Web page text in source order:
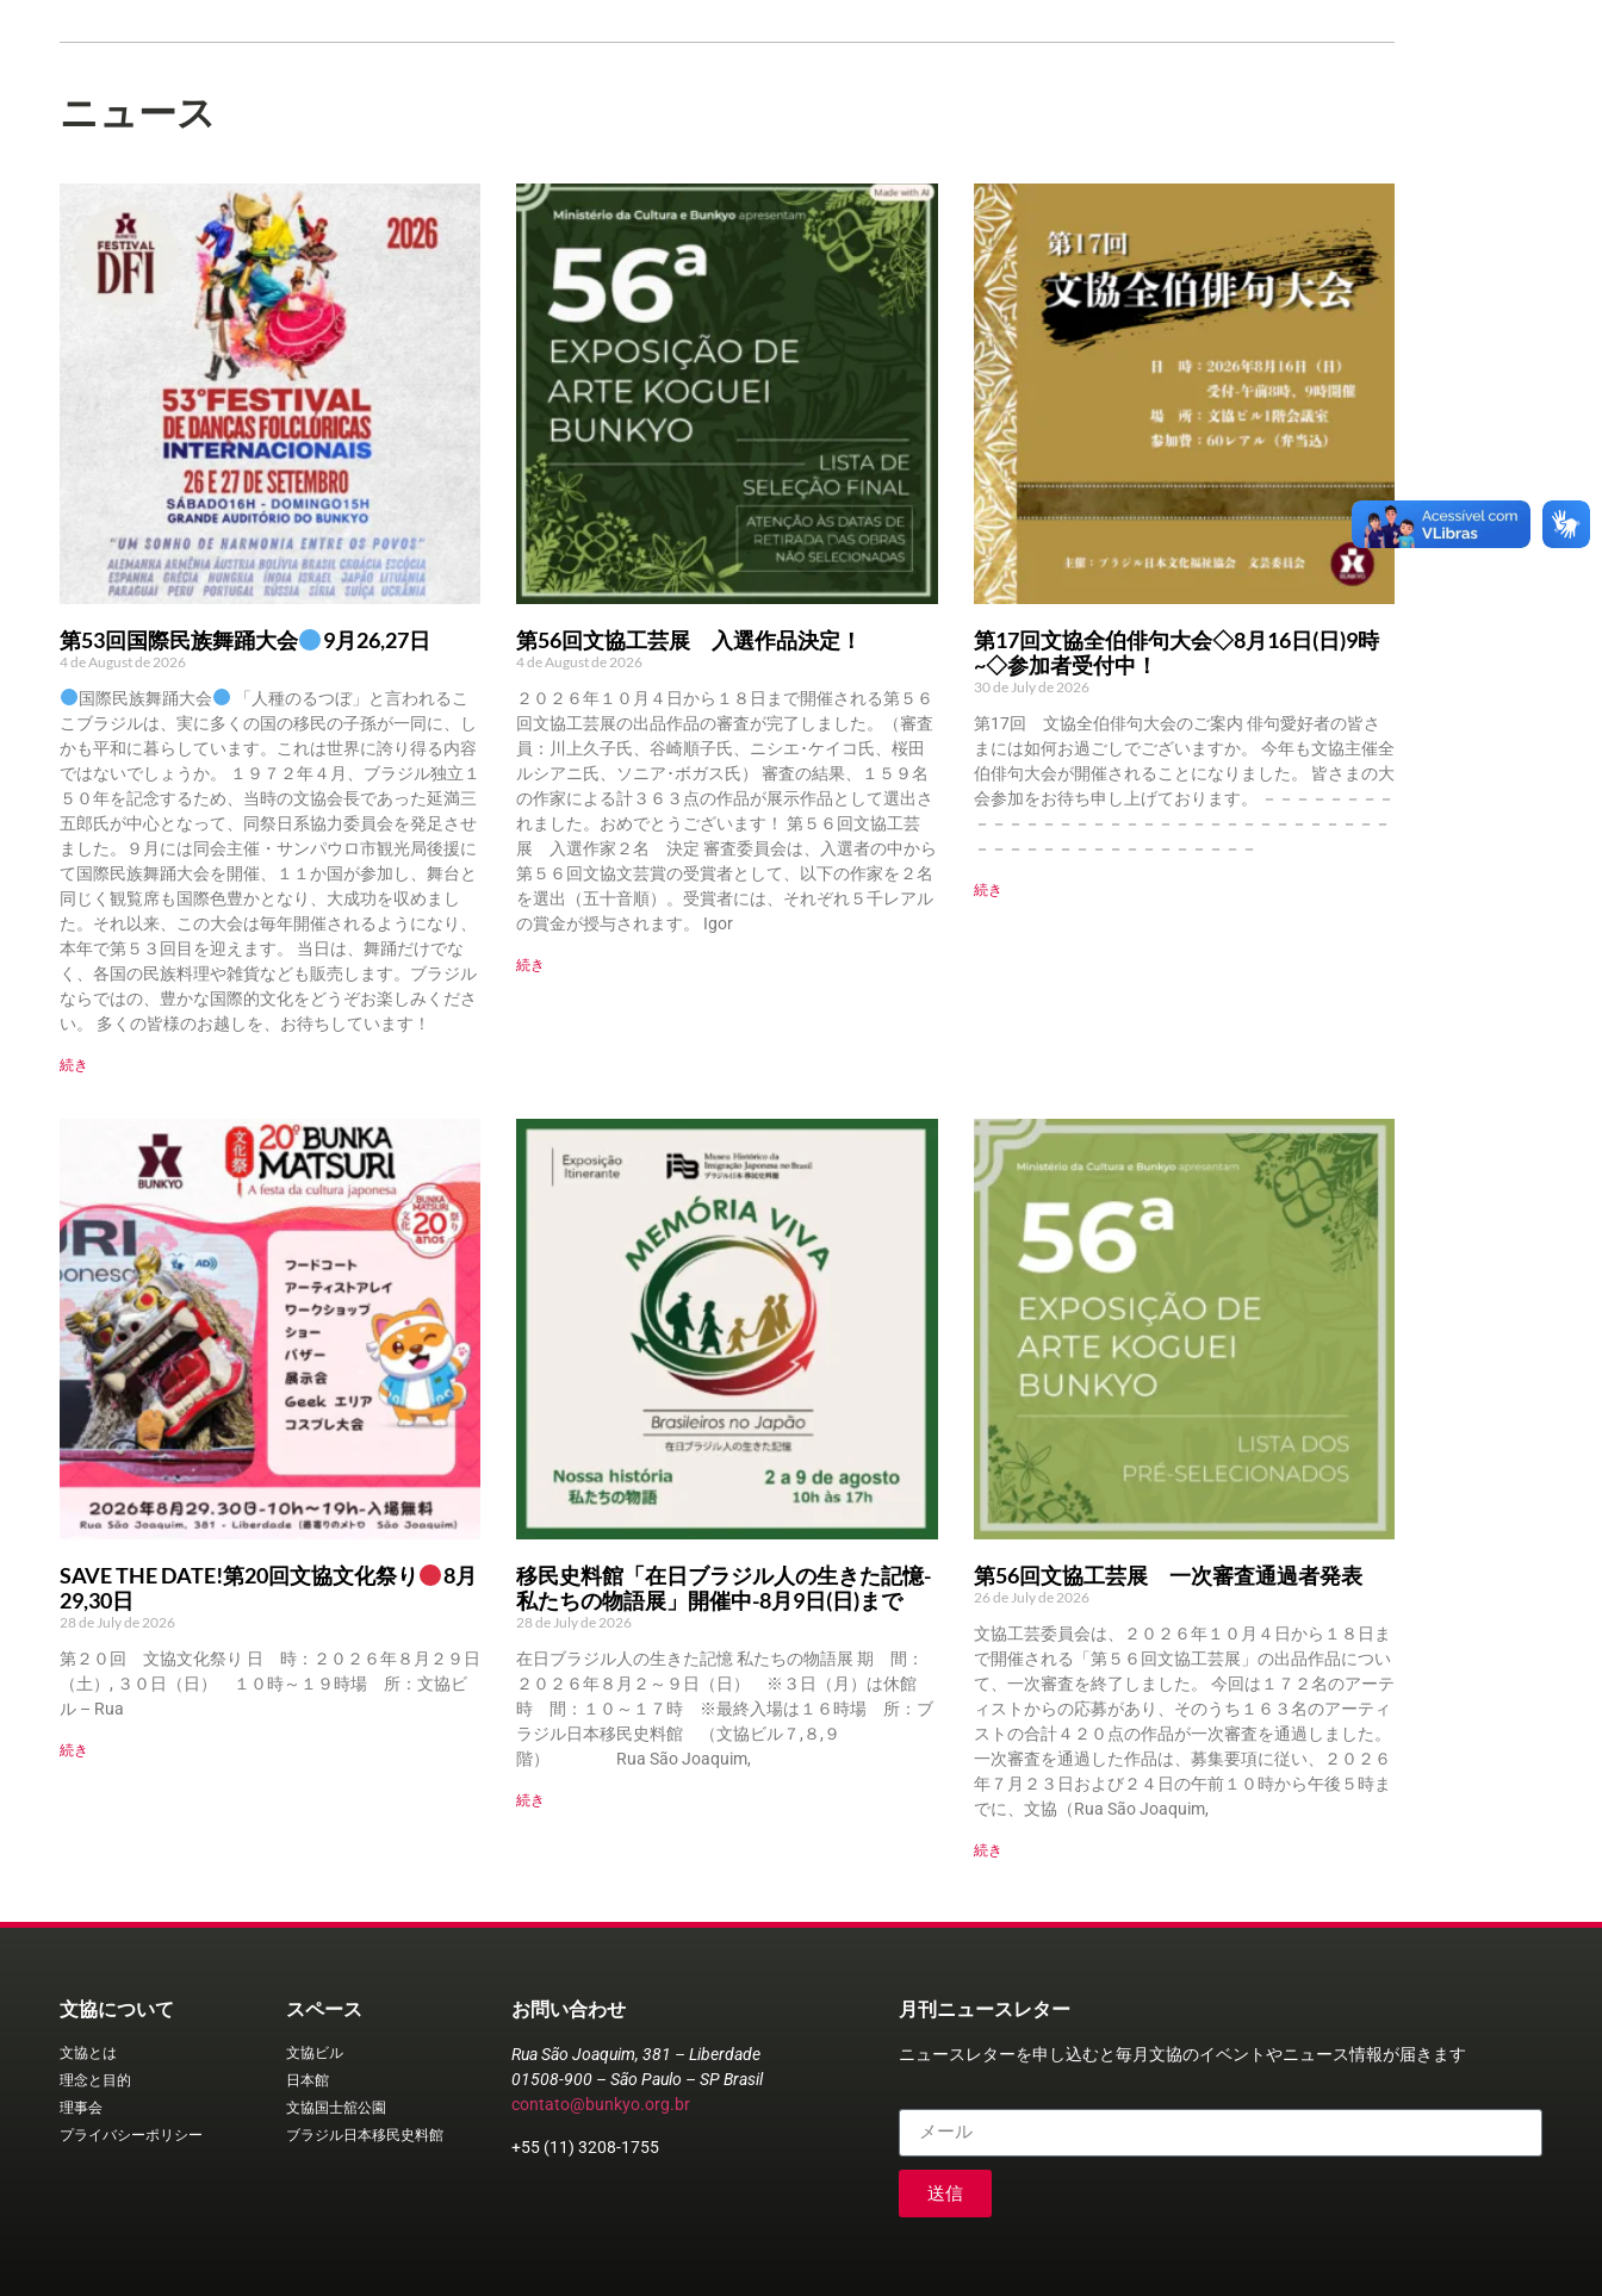
ニュース
第53回国際民族舞踊大会 9月26,27日
4 de August de 2026
国際民族舞踊大会
「人種のるつぼ」と言われるこ
こブラジルは、実に多くの国の移民の子孫が一同に、し
かも平和に暮らしています。これは世界に誇り得る内容
ではないでしょうか。 １９７２年４月、ブラジル独立１
５０年を記念するため、当時の文協会長であった延満三
五郎氏が中心となって、同祭日系協力委員会を発足させ
ました。９月には同会主催・サンパウロ市観光局後援に
て国際民族舞踊大会を開催、１１か国が参加し、舞台と
同じく観覧席も国際色豊かとなり、大成功を収めまし
た。それ以来、この大会は毎年開催されるようになり、
本年で第５３回目を迎えます。 当日は、舞踊だけでな
く、各国の民族料理や雑貨なども販売します。ブラジル
ならではの、豊かな国際的文化をどうぞお楽しみくださ
い。 多くの皆様のお越しを、お待ちしています！
続き
第56回文協工芸展 入選作品決定！
4 de August de 2026
２０２６年１０月４日から１８日まで開催される第５６
回文協工芸展の出品作品の審査が完了しました。（審査
員：川上久子氏、谷崎順子氏、ニシエ･ケイコ氏、桜田
ルシアニ氏、ソニア･ボガス氏） 審査の結果、１５９名
の作家による計３６３点の作品が展示作品として選出さ
れました。おめでとうございます！ 第５６回文協工芸
展 入選作家２名 決定 審査委員会は、入選者の中から
第５６回文協文芸賞の受賞者として、以下の作家を２名
を選出（五十音順）。受賞者には、それぞれ５千レアル
の賞金が授与されます。 Igor
続き
第17回文協全伯俳句大会◇8月16日(日)9時
~◇参加者受付中！
30 de July de 2026
第17回 文協全伯俳句大会のご案内 俳句愛好者の皆さ
まには如何お過ごしでございますか。 今年も文協主催全
伯俳句大会が開催されることになりました。 皆さまの大
会参加をお待ち申し上げております。 －－－－－－－－
－－－－－－－－－－－－－－－－－－－－－－－－－
－－－－－－－－－－－－－－－－－
続き
SAVE THE DATE!第20回文協文化祭り
8月
29,30日
28 de July de 2026
第２０回 文協文化祭り 日 時：２０２６年８月２９日
（土）, ３０日（日） １０時～１９時場 所：文協ビ
ル – Rua
続き
移民史料館「在日ブラジル人の生きた記憶-
私たちの物語展」開催中-8月9日(日)まで
28 de July de 2026
在日ブラジル人の生きた記憶 私たちの物語展 期 間：
２０２６年８月２～９日（日） ※３日（月）は休館
時 間：１０～１７時 ※最終入場は１６時場 所：ブ
ラジル日本移民史料館 （文協ビル７,８,９
階） Rua São Joaquim,
続き
第56回文協工芸展 一次審査通過者発表
26 de July de 2026
文協工芸委員会は、２０２６年１０月４日から１８日ま
で開催される「第５６回文協工芸展」の出品作品につい
て、一次審査を終了しました。 今回は１７２名のアーテ
ィストからの応募があり、そのうち１６３名のアーティ
ストの合計４２０点の作品が一次審査を通過しました。
一次審査を通過した作品は、募集要項に従い、２０２６
年７月２３日および２４日の午前１０時から午後５時ま
でに、文協（Rua São Joaquim,
続き
文協について
文協とは
理念と目的
理事会
プライバシーポリシー
スペース
文協ビル
日本館
文協国士舘公園
ブラジル日本移民史料館
お問い合わせ
Rua São Joaquim, 381 – Liberdade
01508-900 – São Paulo – SP Brasil
contato@bunkyo.org.br
+55 (11) 3208-1755
月刊ニュースレター
ニュースレターを申し込むと毎月文協のイベントやニュース情報が届きます
送信